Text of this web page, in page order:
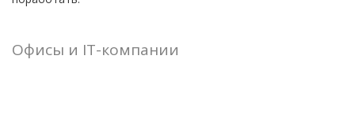
Офисы и IT-компании